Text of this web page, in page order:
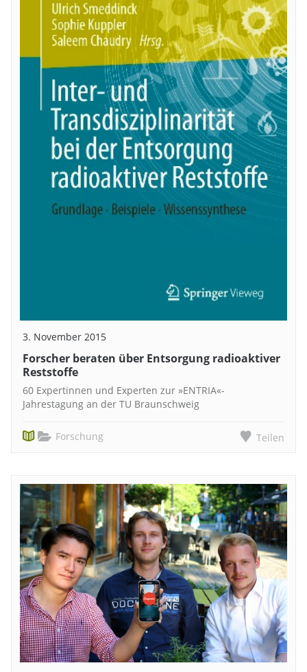
3. November 2015
Forscher beraten über Entsorgung radioaktiver
Reststoffe
60 Expertinnen und Experten zur »ENTRIA«-
Jahrestagung an der TU Braunschweig
Forschung Teilen